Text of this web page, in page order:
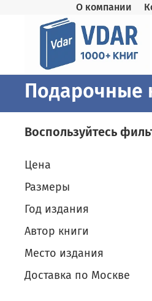
О компании
Подарочные
Воспользуйтесь
Цена
Размеры
Год издания
Автор книги
Место издания
Доставка по Москве